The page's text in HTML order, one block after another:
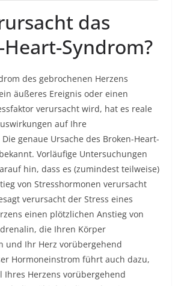
das
Syndrom?
des gebrochenen Herzens
äußeres Ereignis oder einen
verursacht wird, hat es reale
auf Ihre
genaue Ursache des Broken-Heart-
Vorläufige Untersuchungen
hin, dass es (zumindest teilweise)
von Stresshormonen verursacht
verursacht der Stress eines
einen plötzlichen Anstieg von
die Ihren Körper
und Ihr Herz vorübergehend
Hormoneinstrom führt auch dazu,
Ihres Herzens vorübergehend